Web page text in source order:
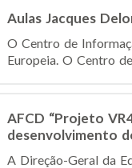
Aulas Jacques
O Centro de
Europeia. O Centro
AFCD “Projeto
desenvolvimento
A Direção-Geral da